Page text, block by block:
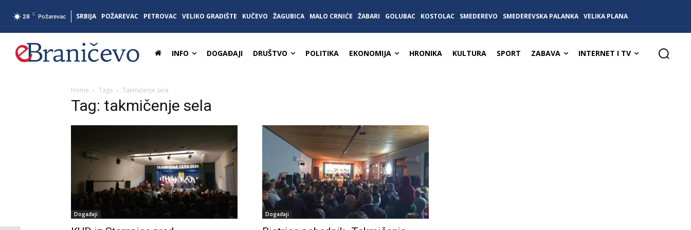
28 C Požarevac SRBIJA POŽAREVAC PETROVAC VELIKO GRADIŠTE KUČEVO ŽAGUBICA MALO CRNIĆE ŽABARI GOLUBAC KOSTOLAC SMEDEREVO SMEDEREVSKA PALANKA VELIKA PLANA
INFO DOGAĐAJI DRUŠTVO POLITIKA EKONOMIJA HRONIKA KULTURA SPORT ZABAVA INTERNET I TV
Home Tags Takmičenje sela
Tag: takmičenje sela
Događaji Događaji